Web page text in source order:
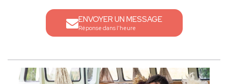
ENVOYER UN MESSAGE
Réponse dans l'heure